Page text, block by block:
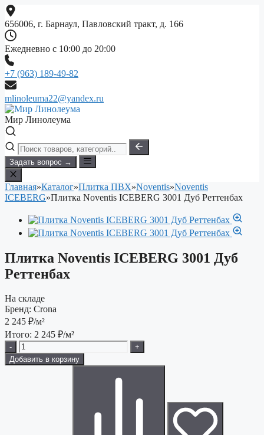
Перейти
к
содержимому
656006, г. Барнаул, Павловский тракт, д. 166
Ежедневно с 10:00 до 20:00
+7 (963) 189-49-82
mlinoleuma22@yandex.ru
Мир Линолеума
Задать вопрос →
Главная»Каталог»Плитка ПВХ»Noventis»Noventis
ICEBERG»Плитка Noventis ICEBERG 3001 Дуб Реттенбах
Плитка Noventis ICEBERG 3001 Дуб
Реттенбах
На складе
Бренд: Crona
2 245 ₽/м²
Итого: 2 245 ₽/м²
-
+
Добавить в корзину